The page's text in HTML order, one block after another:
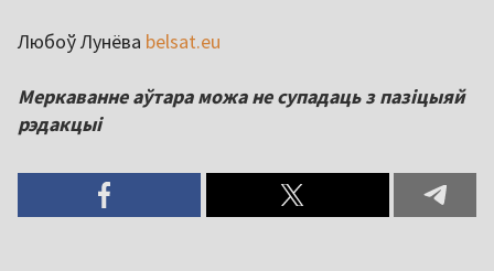
Любоў Лунёва belsat.eu
Меркаванне аўтара можа не супадаць з пазіцыяй
рэдакцыі